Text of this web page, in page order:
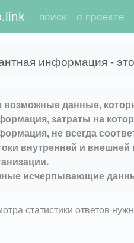
поиск о проекте
информация -
возможные данные,
затраты на
не всегда
внутренней и
исчерпывающие
статистики ответов